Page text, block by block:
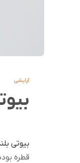
آرایشی
بیوتی
قطره